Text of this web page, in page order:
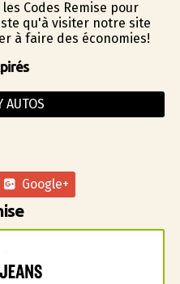
Codes Remise pour
qu'à visiter notre site
à faire des économies!
AUTOS
Google+